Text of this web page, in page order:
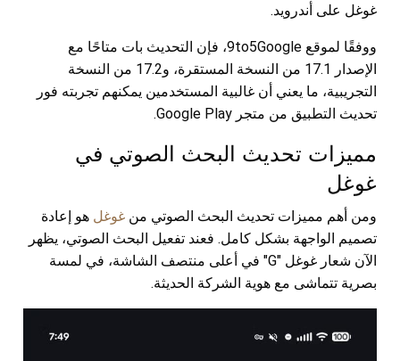
غوغل على أندرويد.
ووفقًا لموقع 9to5Google، فإن التحديث بات متاحًا مع
الإصدار 17.1 من النسخة المستقرة، و17.2 من النسخة
التجريبية، ما يعني أن غالبية المستخدمين يمكنهم تجربته فور
تحديث التطبيق من متجر Google Play.
مميزات تحديث البحث الصوتي في
غوغل
ومن أهم مميزات تحديث البحث الصوتي من غوغل هو إعادة
تصميم الواجهة بشكل كامل. فعند تفعيل البحث الصوتي، يظهر
الآن شعار غوغل "G" في أعلى منتصف الشاشة، في لمسة
بصرية تتماشى مع هوية الشركة الحديثة.